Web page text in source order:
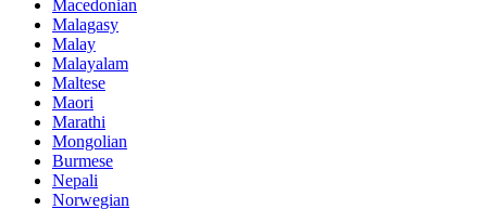
Macedonian
Malagasy
Malay
Malayalam
Maltese
Maori
Marathi
Mongolian
Burmese
Nepali
Norwegian